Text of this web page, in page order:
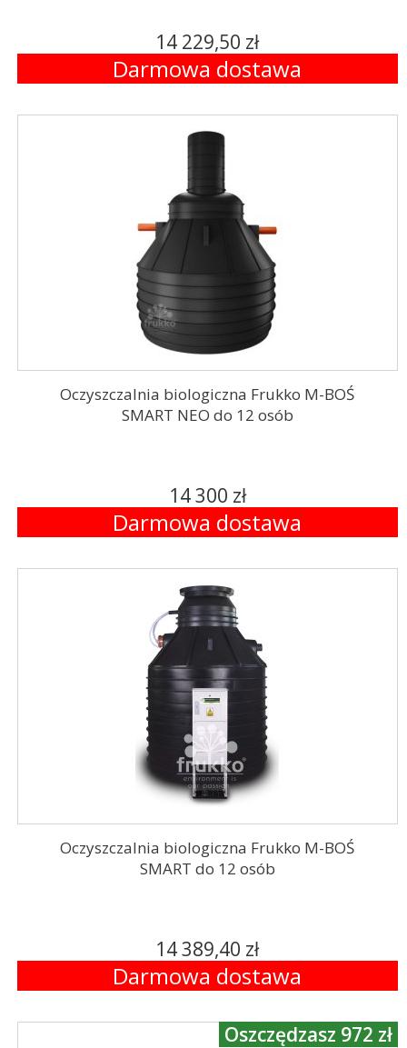
14 229,50 zł
Darmowa dostawa
Oczyszczalnia biologiczna Frukko M-BOŚ
SMART NEO do 12 osób
14 300 zł
Darmowa dostawa
Oczyszczalnia biologiczna Frukko M-BOŚ
SMART do 12 osób
14 389,40 zł
Darmowa dostawa
Oszczędzasz 972 zł